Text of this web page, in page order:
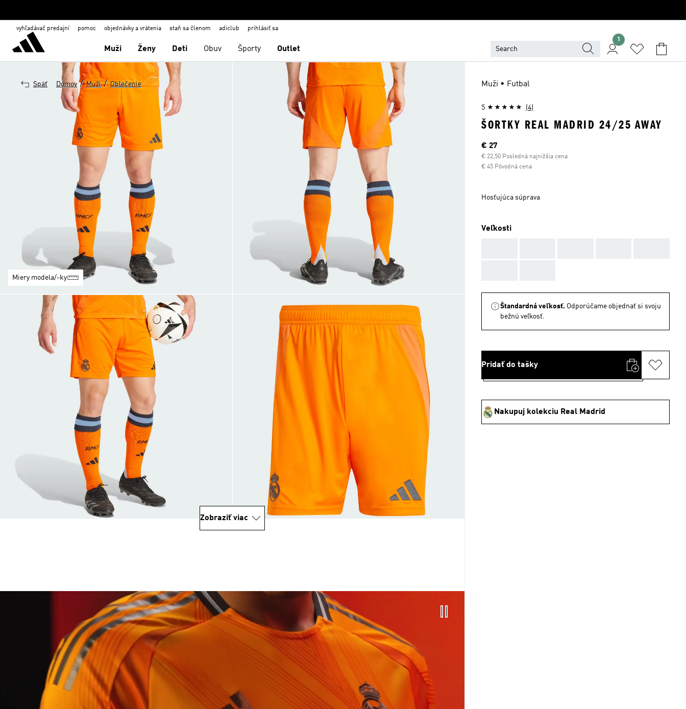
vyhľadávač predajní pomoc objednávky a vrátenia staň sa členom adiclub prihlásiť sa
Muži Ženy Deti Obuv Športy Outlet
1
Späť Domov / Muži / Oblečenie
Miery modela/-ky
Zobraziť viac
Muži • Futbal
5 (4)
ŠORTKY REAL MADRID 24/25 AWAY
Aktuálna cena
€ 27
€ 22,50 Posledná najnižšia cena
€ 45 Pôvodná cena
Hosťujúca súprava
Veľkosti
Štandardná veľkosť. Odporúčame objednať si svoju
bežnú veľkosť.
Pridať do tašky
Nakupuj kolekciu Real Madrid